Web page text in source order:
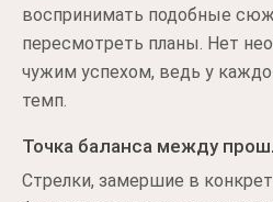
воспринимать подобные
пересмотреть планы. Нет
чужим успехом, ведь у
темп.
Точка баланса между
Стрелки, замершие в